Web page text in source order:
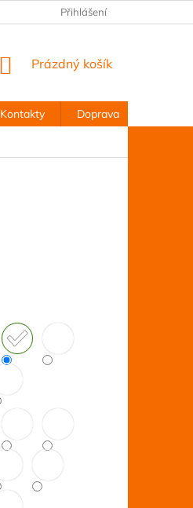
Přihlášení
NÁKUPNÍ
Prázdný košík
Kontakty Doprava